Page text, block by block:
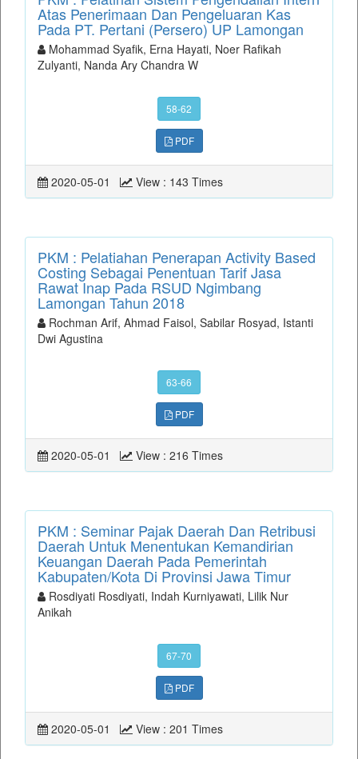
Atas Penerimaan Dan Pengeluaran Kas
Pada PT. Pertani (Persero) UP Lamongan
Mohammad Syafik, Erna Hayati, Noer Rafikah
Zulyanti, Nanda Ary Chandra W
58-62
PDF
2020-05-01 View : 143 Times
PKM : Pelatiahan Penerapan Activity Based
Costing Sebagai Penentuan Tarif Jasa
Rawat Inap Pada RSUD Ngimbang
Lamongan Tahun 2018
Rochman Arif, Ahmad Faisol, Sabilar Rosyad, Istanti
Dwi Agustina
63-66
PDF
2020-05-01 View : 216 Times
PKM : Seminar Pajak Daerah Dan Retribusi
Daerah Untuk Menentukan Kemandirian
Keuangan Daerah Pada Pemerintah
Kabupaten/Kota Di Provinsi Jawa Timur
Rosdiyati Rosdiyati, Indah Kurniyawati, Lilik Nur
Anikah
67-70
PDF
2020-05-01 View : 201 Times